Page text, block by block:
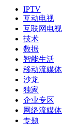
IPTV
互动电视
互联网电视
技术
数据
智能生活
移动流媒体
沙龙
独家
企业专区
网络流媒体
专题